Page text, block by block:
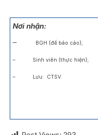
Nơi nhận:
–
BGH (để báo cáo);
– Sinh viên (thực hiện);
– Lưu: CTSV.